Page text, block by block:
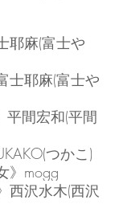
耶麻(富士や
士耶麻(富士や
平間宏和(平間
つかこ)
》mogg
西沢水木(西沢